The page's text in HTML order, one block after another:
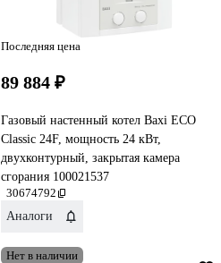
Последняя цена
89 884 ₽
Газовый настенный котел Baxi ECO
Classic 24F, мощность 24 кВт,
двухконтурный, закрытая камера
сгорания 100021537
30674792
Аналоги
Нет в наличии